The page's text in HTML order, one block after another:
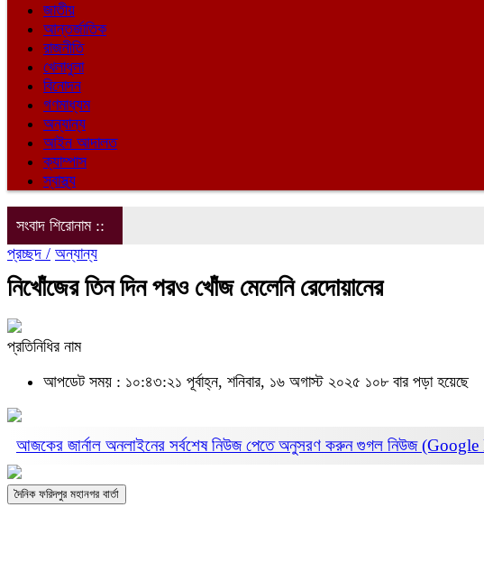
জাতীয়
আন্তর্জাতিক
রাজনীতি
খেলাধুলা
বিনোদন
গণমাধ্যম
অন্যান্য
আইন আদালত
ক্যাম্পাস
স্বাস্থ্য
সংবাদ শিরোনাম ::
প্রচ্ছদ / অন্যান্য
নিখোঁজের তিন দিন পরও খোঁজ মেলেনি রেদোয়ানের
প্রতিনিধির নাম
আপডেট সময় : ১০:৪৩:২১ পূর্বাহ্ন, শনিবার, ১৬ অগাস্ট ২০২৫ ১০৮ বার পড়া হয়েছে
আজকের জার্নাল অনলাইনের সর্বশেষ নিউজ পেতে অনুসরণ করুনগুগল নিউজ (Google
দৈনিক ফরিদপুর মহানগর বার্তা